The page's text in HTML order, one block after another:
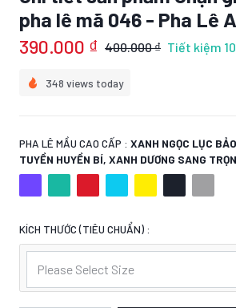
pha lê mã 046 - Pha Lê
390.000 ₫ 400.000 ₫ Tiết kiệm
348 views today
PHA LÊ MẦU CAO CẤP : XANH NGỌC LỤC
TUYỀN HUYỀN BÍ, XANH DƯƠNG SANG
KÍCH THƯỚC (TIÊU CHUẨN) :
Please Select Size